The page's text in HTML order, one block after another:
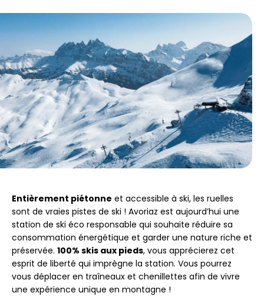
Entièrement piétonne et accessible à ski, les ruelles
sont de vraies pistes de ski ! Avoriaz est aujourd’hui une
station de ski éco responsable qui souhaite réduire sa
consommation énergétique et garder une nature riche et
préservée. 100% skis aux pieds, vous apprécierez cet
esprit de liberté qui imprègne la station. Vous pourrez
vous déplacer en traîneaux et chenillettes afin de vivre
une expérience unique en montagne !